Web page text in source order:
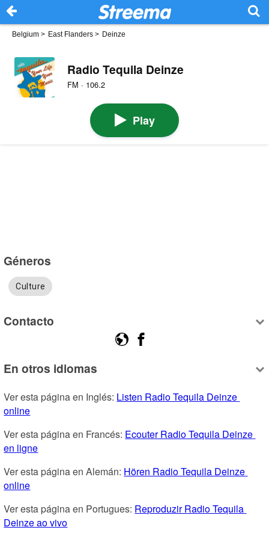
Belgium > East Flanders > Deinze
Radio Tequila Deinze
FM · 106.2
Play
Géneros
Culture
Contacto
En otros idiomas
Ver esta página en Inglés: Listen Radio Tequila Deinze
online
Ver esta página en Francés: Ecouter Radio Tequila Deinze
en ligne
Ver esta página en Alemán: Hören Radio Tequila Deinze
online
Ver esta página en Portugues: Reproduzir Radio Tequila
Deinze ao vivo